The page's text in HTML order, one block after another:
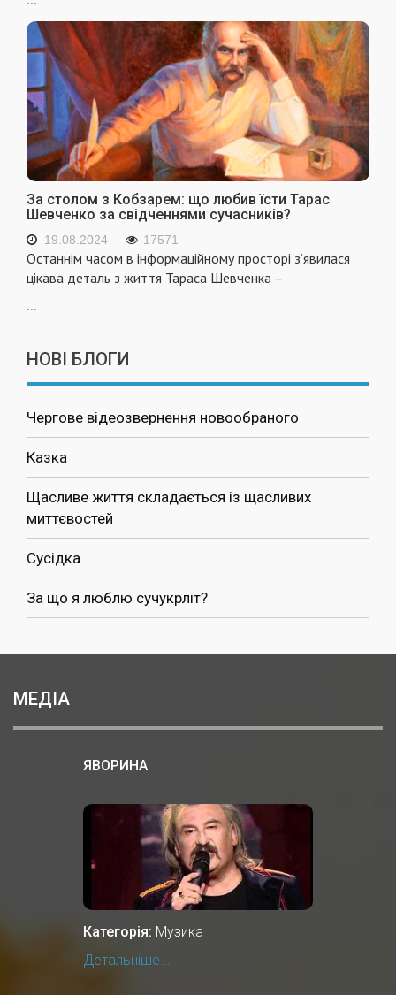
За столом з Кобзарем: що любив їсти Тарас
Шевченко за свідченнями сучасників?
19.08.2024 17571
Останнім часом в інформаційному просторі з’явилася
цікава деталь з життя Тараса Шевченка –
НОВІ БЛОГИ
Чергове відеозвернення новообраного
Казка
Щасливе життя складається із щасливих
миттєвостей
Сусідка
За що я люблю сучукрліт?
МЕДІА
ЯВОРИНА
Категорія: Музика
Детальніше...